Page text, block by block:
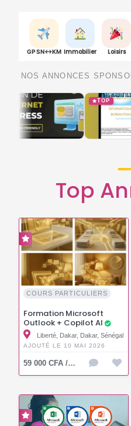
GP SN↔KM Immobilier Loisirs
NOS ANNONCES
TOP
Top
COURS PARTICULIERS
Formation Microsoft
Outlook + Copilot AI
Liberté, Dakar, Dakar, Sénégal
AJOUTÉ LE 10 MAI 2026
59 000 CFA / KMF